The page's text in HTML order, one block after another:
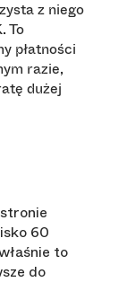
z niego
To
płatności
razie,
dużej
60
to
do